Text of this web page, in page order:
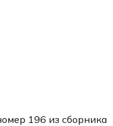
196 из сборника